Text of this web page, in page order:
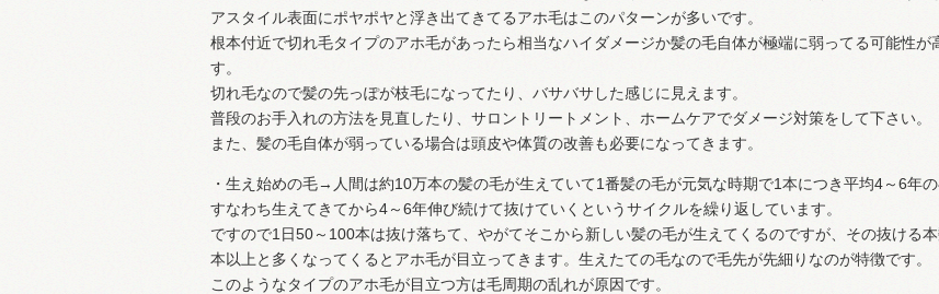
アスタイル表面にポヤポヤと浮き出てきてるアホ毛はこのパターンが多いです。
根本付近で切れ毛タイプのアホ毛があったら相当なハイダメージか髪の毛自体が極端に弱ってる可能性が
す。
切れ毛なので髪の先っぽが枝毛になってたり、バサバサした感じに見えます。
普段のお手入れの方法を見直したり、サロントリートメント、ホームケアでダメージ対策をして下さい。
また、髪の毛自体が弱っている場合は頭皮や体質の改善も必要になってきます。
・生え始めの毛→人間は約10万本の髪の毛が生えていて1番髪の毛が元気な時期で1本につき平均4～6年の
すなわち生えてきてから4～6年伸び続けて抜けていくというサイクルを繰り返しています。
ですので1日50～100本は抜け落ちて、やがてそこから新しい髪の毛が生えてくるのですが、その抜ける
本以上と多くなってくるとアホ毛が目立ってきます。生えたての毛なので毛先が先細りなのが特徴です。
このようなタイプのアホ毛が目立つ方は毛周期の乱れが原因です。